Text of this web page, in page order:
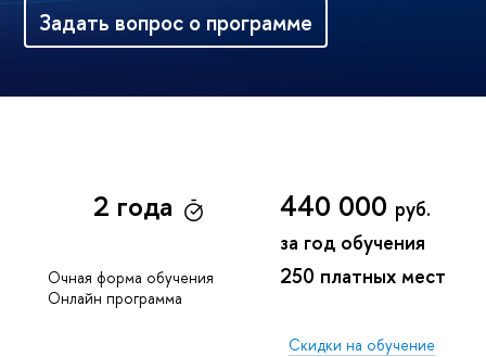
Задать вопрос о программе
2 года
Очная форма обучения
Онлайн программа
440 000 руб.
за год обучения
250 платных мест
Скидки на обучение